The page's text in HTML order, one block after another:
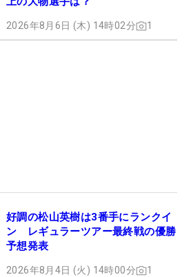
2026年8月6日 (木) 14時02分 1
好調の松山英樹は3番手にランクイ
ン レギュラーツアー最終戦の優勝
予想発表
2026年8月4日 (火) 14時00分 1